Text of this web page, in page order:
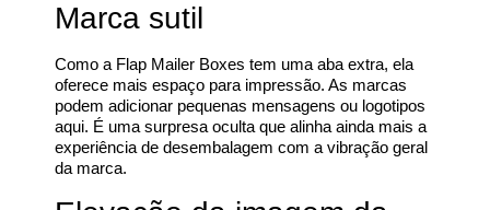
Marca sutil
Como a Flap Mailer Boxes tem uma aba extra, ela
oferece mais espaço para impressão. As marcas
podem adicionar pequenas mensagens ou logotipos
aqui. É uma surpresa oculta que alinha ainda mais a
experiência de desembalagem com a vibração geral
da marca.